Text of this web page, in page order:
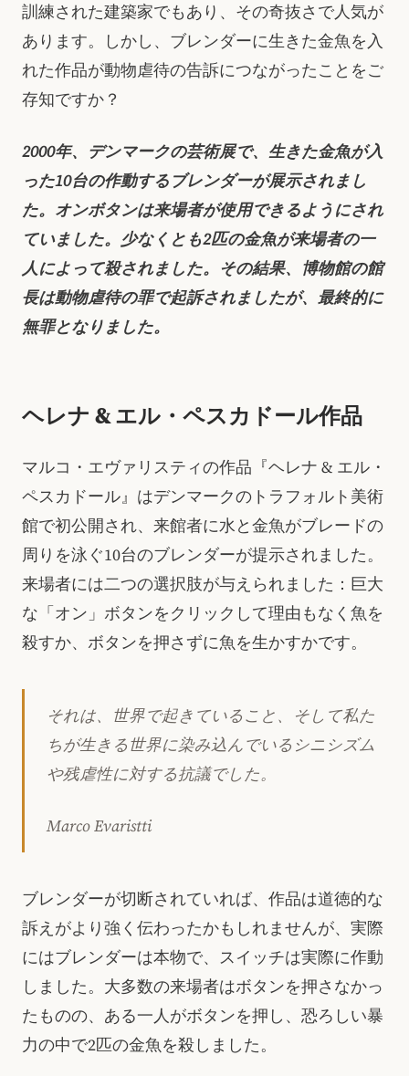
訓練された建築家でもあり、その奇抜さで人気が
あります。しかし、ブレンダーに生きた金魚を入
れた作品が動物虐待の告訴につながったことをご
存知ですか？
2000年、デンマークの芸術展で、生きた金魚が入
った10台の作動するブレンダーが展示されまし
た。オンボタンは来場者が使用できるようにされ
ていました。少なくとも2匹の金魚が来場者の一
人によって殺されました。その結果、博物館の館
長は動物虐待の罪で起訴されましたが、最終的に
無罪となりました。
ヘレナ & エル・ペスカドール作品
マルコ・エヴァリスティの作品『ヘレナ & エル・
ペスカドール』はデンマークのトラフォルト美術
館で初公開され、来館者に水と金魚がブレードの
周りを泳ぐ10台のブレンダーが提示されました。
来場者には二つの選択肢が与えられました：巨大
な「オン」ボタンをクリックして理由もなく魚を
殺すか、ボタンを押さずに魚を生かすかです。
それは、世界で起きていること、そして私た
ちが生きる世界に染み込んでいるシニシズム
や残虐性に対する抗議でした。
Marco Evaristti
ブレンダーが切断されていれば、作品は道徳的な
訴えがより強く伝わったかもしれませんが、実際
にはブレンダーは本物で、スイッチは実際に作動
しました。大多数の来場者はボタンを押さなかっ
たものの、ある一人がボタンを押し、恐ろしい暴
力の中で2匹の金魚を殺しました。